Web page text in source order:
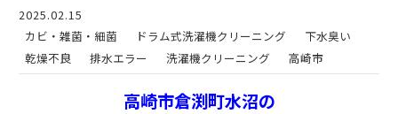
2025.02.15
カビ・雑菌・細菌
ドラム式洗濯機クリーニング
下水臭い
乾燥不良
排水エラー 洗濯機クリーニング 高崎市
高崎市倉渕町水沼の